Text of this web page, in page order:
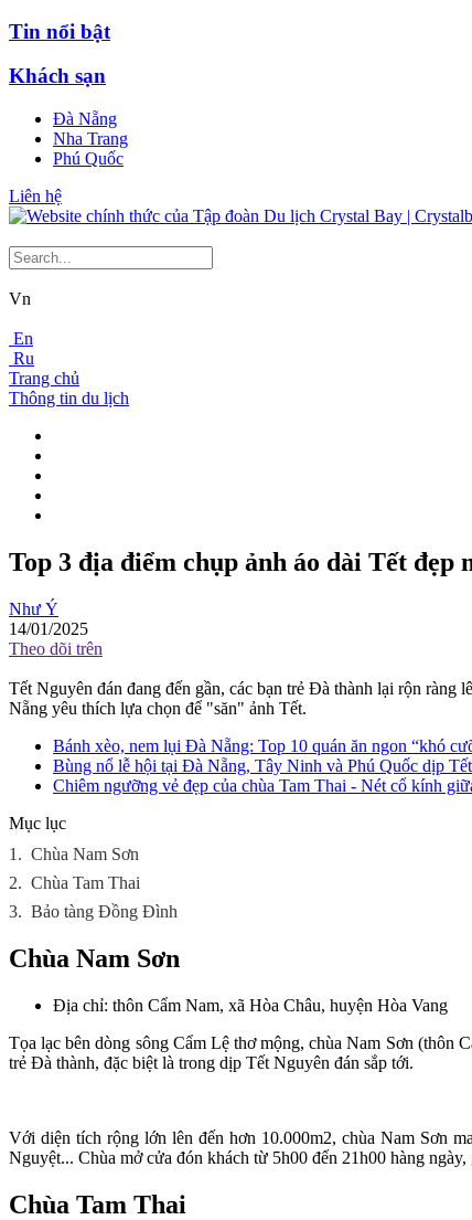
Tin nổi bật
Khách sạn
Đà Nẵng
Nha Trang
Phú Quốc
Liên hệ
Vn
En
Ru
Trang chủ
Thông tin du lịch
Top 3 địa điểm chụp ảnh áo dài Tết đẹp
Như Ý
14/01/2025
Theo dõi trên
Tết Nguyên đán đang đến gần, các bạn trẻ Đà thành lại rộn ràng
Nẵng yêu thích lựa chọn để "săn" ảnh Tết.
Bánh xèo, nem lụi Đà Nẵng: Top 10 quán ăn ngon “khó
Bùng nổ lễ hội tại Đà Nẵng, Tây Ninh và Phú Quốc dịp
Chiêm ngưỡng vẻ đẹp của chùa Tam Thai - Nét cổ kính
Mục lục
1. Chùa Nam Sơn
2. Chùa Tam Thai
3. Bảo tàng Đồng Đình
Chùa Nam Sơn
Địa chỉ: thôn Cẩm Nam, xã Hòa Châu, huyện Hòa Vang
Tọa lạc bên dòng sông Cẩm Lệ thơ mộng, chùa Nam Sơn (thôn
trẻ Đà thành, đặc biệt là trong dịp Tết Nguyên đán sắp tới.
Với diện tích rộng lớn lên đến hơn 10.000m2, chùa Nam Sơn
Nguyệt... Chùa mở cửa đón khách từ 5h00 đến 21h00 hàng
Chùa Tam Thai